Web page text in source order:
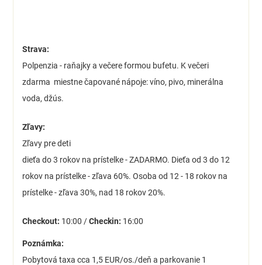
Strava:
Polpenzia - raňajky a večere formou bufetu. K večeri
zdarma miestne čapované nápoje: víno, pivo, minerálna
voda, džús.
Zľavy:
Zľavy pre deti
dieťa do 3 rokov na prístelke - ZADARMO. Dieťa od 3 do 12
rokov na prístelke - zľava 60%. Osoba od 12 - 18 rokov na
prístelke - zľava 30%, nad 18 rokov 20%.
Checkout: 10:00 /Checkin: 16:00
Poznámka:
Pobytová taxa cca 1,5 EUR/os./deň a parkovanie 1